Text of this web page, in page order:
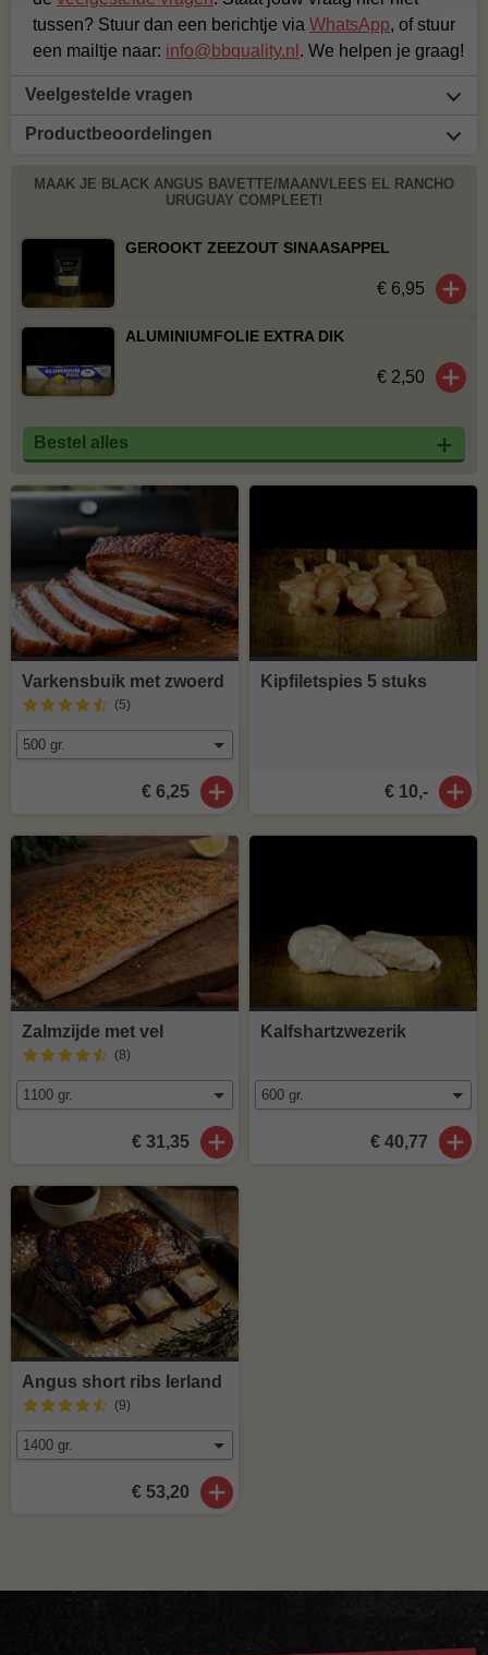
tussen? Stuur dan een berichtje via WhatsApp, of stuur
een mailtje naar: info@bbquality.nl . We helpen je graag!
Veelgestelde vragen
Productbeoordelingen
MAAK JE BLACK ANGUS BAVETTE/MAANVLEES EL RANCHO
URUGUAY COMPLEET!
GEROOKT ZEEZOUT SINAASAPPEL
€ 6,95
ALUMINIUMFOLIE EXTRA DIK
€ 2,50
Bestel alles
Varkensbuik met zwoerd
(5)
€ 6,25
Kipfiletspies 5 stuks
€ 10,-
Zalmzijde met vel
(8)
€ 31,35
Kalfshartzwezerik
€ 40,77
Angus short ribs Ierland
(9)
€ 53,20